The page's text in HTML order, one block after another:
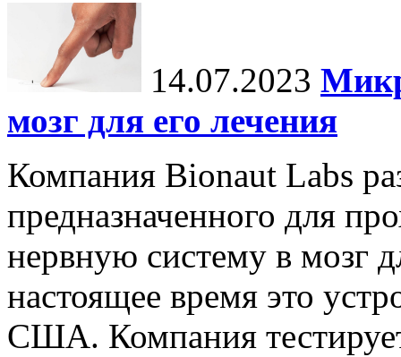
14.07.2023
мозг для его лечения
Компания Bionaut Labs
предназначенного для
нервную систему в мозг
настоящее время это
США. Компания